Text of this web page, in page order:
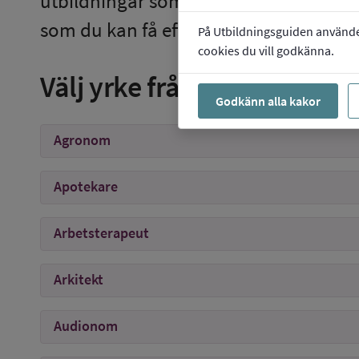
På Utbildningsguiden
cookies du vill godkänna.
Godkänn alla kakor
som du kan få efter en yrkesexamen
Välj yrke från listan
Agronom
Apotekare
Arbetsterapeut
Arkitekt
Audionom